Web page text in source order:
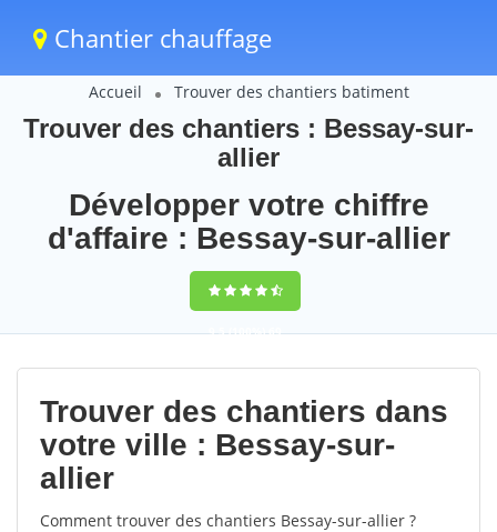
Chantier chauffage
Accueil Trouver des chantiers batiment
Trouver des chantiers : Bessay-sur-
allier
Développer votre chiffre
d'affaire : Bessay-sur-allier
9,5(100%)69
votes
Trouver des chantiers dans
votre ville : Bessay-sur-
allier
Comment trouver des chantiers Bessay-sur-allier ?